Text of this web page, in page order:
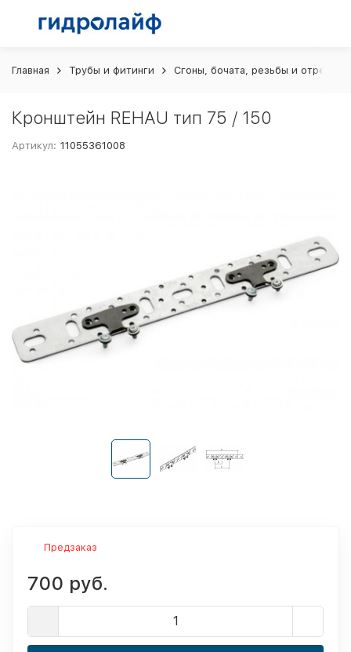
Главная Трубы и фитинги Сгоны, бочата, резьбы и отрезки
Кронштейн REHAU тип 75 / 150
Артикул: 11055361008
Предзаказ
700 руб.